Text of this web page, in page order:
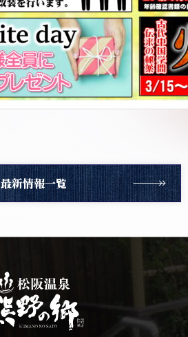
最新情報一覧